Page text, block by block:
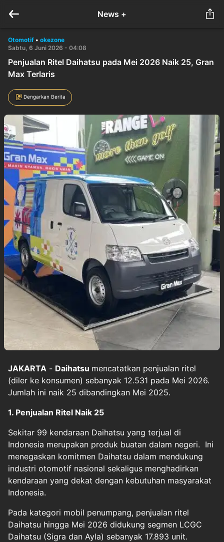
News +
Otomotif • okezone
Sabtu, 6 Juni 2026 - 04:08
Penjualan Ritel Daihatsu pada Mei 2026 Naik 25, Gran
Max Terlaris
Dengarkan Berita
JAKARTA - Daihatsu mencatatkan penjualan ritel
(diler ke konsumen) sebanyak 12.531 pada Mei 2026.
Jumlah ini naik 25 dibandingkan Mei 2025.
1. Penjualan Ritel Naik 25
Sekitar 99 kendaraan Daihatsu yang terjual di
Indonesia merupakan produk buatan dalam negeri. Ini
menegaskan komitmen Daihatsu dalam mendukung
industri otomotif nasional sekaligus menghadirkan
kendaraan yang dekat dengan kebutuhan masyarakat
Indonesia.
Pada kategori mobil penumpang, penjualan ritel
Daihatsu hingga Mei 2026 didukung segmen LCGC
Daihatsu (Sigra dan Ayla) sebanyak 17.893 unit.